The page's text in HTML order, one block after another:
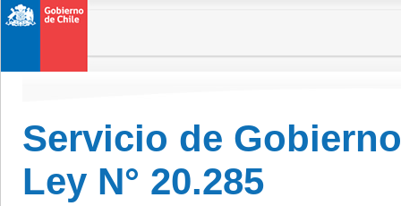
Servicio de
Ley N° 20.285